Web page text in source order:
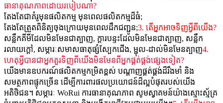
ធានាគុណភាពដោយរបៀបណា?
តែងតែជាគំរូមុនផលិតកម្ម មុនពេលផលិតកម្មដ៏ធំ;
តែងតែត្រួតពិនិត្យចុងក្រោយមុនពេលដឹកជញ្ជូន;3. តើអ្នកអាចទិញអ្វីពីយើង?
សន្លឹកគីមីដែលមិនមែនជាត្បាញ, ក្តារបន្ទះដែលមិនមែនជាត្បាញ, សន្លឹក
រលាយក្តៅ, សម្ភារៈសមាសធាតុផ្សំស្បែកជើង, ម្ជុល-ដាល់មិនមែនត្បាញ4.
ហេតុអ្វីបានជាអ្នកគួរទិញពីយើងមិនមែនពីអ្នកផ្គត់ផ្គង់ផ្សេងទៀត?
យើងមានឧបករណ៍ផលិតកម្មកម្រិតខ្ពស់ បណ្តាញផ្គត់ផ្គង់ដ៏រឹងមាំ និង
សមត្ថភាពផ្ទុកច្រើន ដើម្បីការពារផលប្រយោជន៍ដ៏ល្អបំផុតរបស់យើង
អតិថិជន។ សម្ភារៈ WoRui ការធានាគុណភាព សូមស្វាគមន៍យ៉ាងស្មោះស្ម័គ្រ